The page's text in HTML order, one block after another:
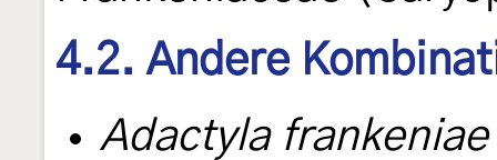
4.2. Andere
Adactyla frankeniae